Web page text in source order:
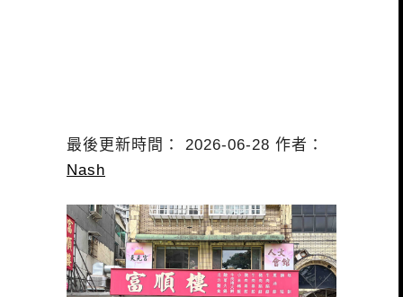
最後更新時間： 2026-06-28 作者：
Nash